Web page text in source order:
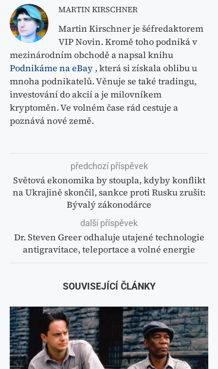
MARTIN KIRSCHNER
Martin Kirschner je šéfredaktorem
VIP Novin. Kromě toho podniká v
mezinárodním obchodě a napsal knihu
Podnikáme na eBay , která si získala oblibu u
mnoha podnikatelů. Věnuje se také tradingu,
investování do akcií a je milovníkem
kryptoměn. Ve volném čase rád cestuje a
poznává nové země.
předchozí příspěvek
Světová ekonomika by stoupla, kdyby konflikt
na Ukrajině skončil, sankce proti Rusku zrušit:
Bývalý zákonodárce
další příspěvek
Dr. Steven Greer odhaluje utajené technologie
antigravitace, teleportace a volné energie
SOUVISEJÍCÍ ČLÁNKY